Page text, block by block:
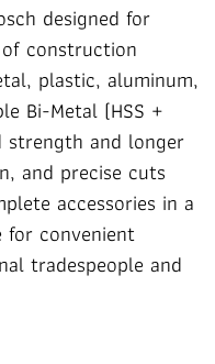
designed for
construction
plastic, aluminum,
Bi-Metal (HSS +
strength and longer
and precise cuts
accessories in a
for convenient
tradespeople and